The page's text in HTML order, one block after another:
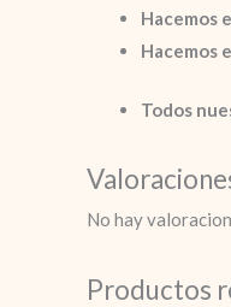
Hacemos
Hacemos
Todos
No hay
Productos